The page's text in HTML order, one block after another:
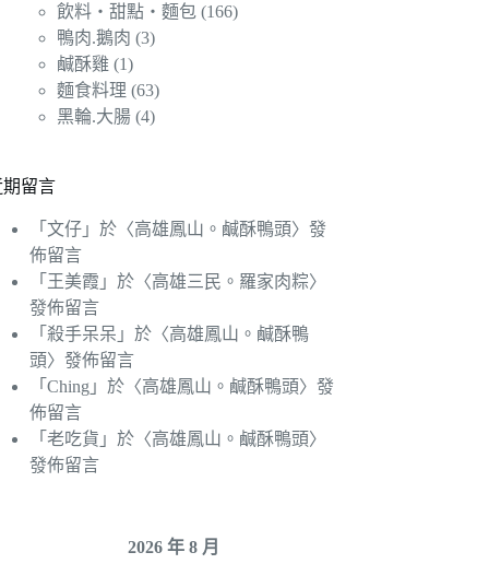
飲料‧甜點‧麵包 (166)
鴨肉.鵝肉 (3)
鹹酥雞 (1)
麵食料理 (63)
黑輪.大腸 (4)
期留言
「文仔 」於〈高雄鳳山。鹹酥鴨頭〉發
佈留言
「 王美霞 」於〈高雄三民。羅家肉粽〉
發佈留言
「殺手呆呆 」於〈高雄鳳山。鹹酥鴨
頭〉發佈留言
「Ching 」於〈高雄鳳山。鹹酥鴨頭〉發
佈留言
「老吃貨 」於〈高雄鳳山。鹹酥鴨頭〉
發佈留言
2026 年 8 月